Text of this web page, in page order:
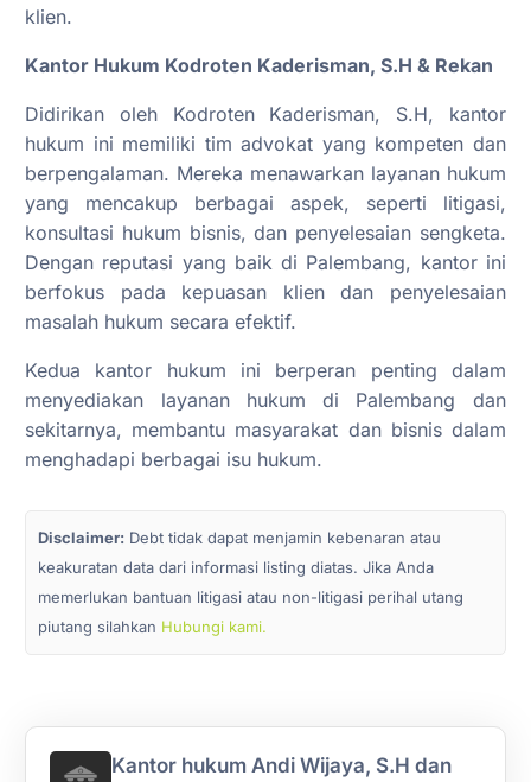
klien.
Kantor Hukum Kodroten Kaderisman, S.H & Rekan
Didirikan oleh Kodroten Kaderisman, S.H, kantor
hukum ini memiliki tim advokat yang kompeten dan
berpengalaman. Mereka menawarkan layanan hukum
yang mencakup berbagai aspek, seperti litigasi,
konsultasi hukum bisnis, dan penyelesaian sengketa.
Dengan reputasi yang baik di Palembang, kantor ini
berfokus pada kepuasan klien dan penyelesaian
masalah hukum secara efektif.
Kedua kantor hukum ini berperan penting dalam
menyediakan layanan hukum di Palembang dan
sekitarnya, membantu masyarakat dan bisnis dalam
menghadapi berbagai isu hukum.
Disclaimer: Debt tidak dapat menjamin kebenaran atau
keakuratan data dari informasi listing diatas. Jika Anda
memerlukan bantuan litigasi atau non-litigasi perihal utang
piutang silahkan Hubungi kami.
Kantor hukum Andi Wijaya, S.H dan